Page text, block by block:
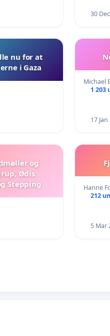
30
nu for at
i Gaza
Michael
1
17
og
Ødis
Stepping
Hanne
212
5 Mar